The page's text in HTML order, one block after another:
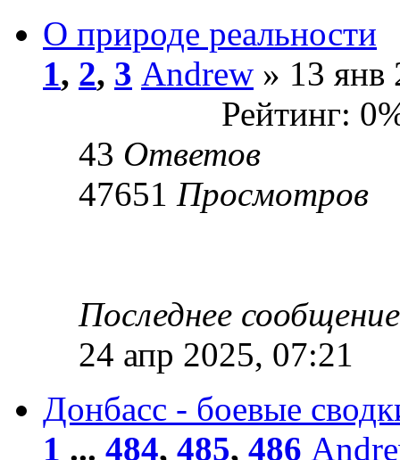
О природе реальности
1, 2, 3 Andrew » 13 янв
Рейтинг:
43 Ответов
47651 Просмотров
Последнее
24 апр 2025, 07:21
Донбасс - боевые
1 ... 484, 485, 486